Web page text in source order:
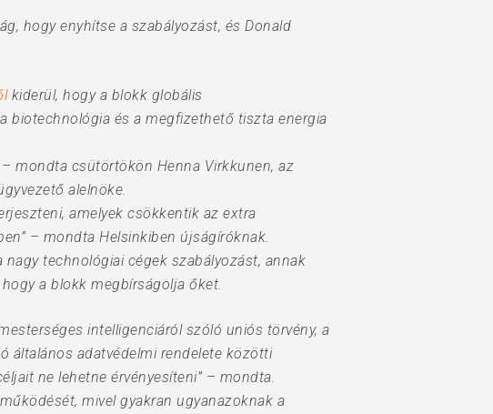
hogy enyhítse a szabályozást, és Donald
kiderül, hogy a blokk globális
biotechnológia és a megfizethető tiszta energia
mondta csütörtökön Henna Virkkunen, az
alelnöke.
amelyek csökkentik az extra
– mondta Helsinkiben újságíróknak.
technológiai cégek szabályozást, annak
a blokk megbírságolja őket.
intelligenciáról szóló uniós törvény, a
általános adatvédelmi rendelete közötti
ne lehetne érvényesíteni” – mondta.
mivel gyakran ugyanazoknak a